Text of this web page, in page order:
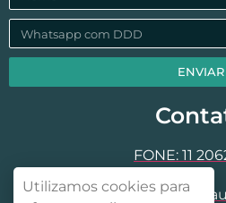
ENVIAR
FONE: 11
Utilizamos cookies para